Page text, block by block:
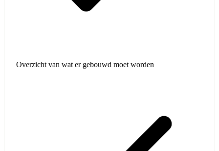
Overzicht van wat er gebouwd moet worden